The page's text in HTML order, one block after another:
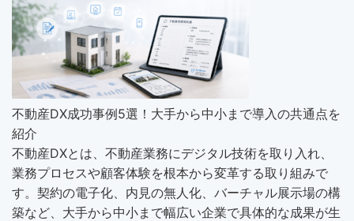
不動産DX成功事例5選！大手から中小まで導入の共通点を
紹介
不動産DXとは、不動産業務にデジタル技術を取り入れ、
業務プロセスや顧客体験を根本から変革する取り組みで
す。契約の電子化、内見の無人化、バーチャル展示場の構
築など、大手から中小まで幅広い企業で具体的な成果が生